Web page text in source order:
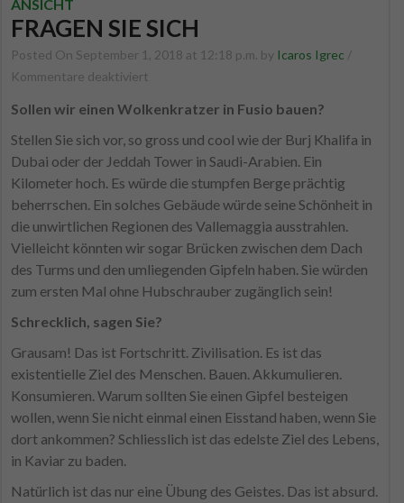
ANSICHT
FRAGEN SIE SICH
Posted On September 1, 2018 at 12:18 p.m. by Icaros Igrec /
Kommentare deaktiviert
Sie
sich
Sollen wir einen Wolkenkratzer in Fusio bauen?
Stellen Sie sich vor, so gross und cool wie der Burj Khalifa in
Dubai oder der Jeddah Tower in Saudi-Arabien. Ein
Kilometer hoch. Es würde die stumpfen Berge prächtig
beherrschen. Ein solches Gebäude würde seine Schönheit in
die unwirtlichen Regionen des Vallemaggia ausstrahlen.
Vielleicht könnten wir sogar Brücken zwischen dem Dach
des Turms und den umliegenden Gipfeln haben.Sie würden
zum ersten Mal ohne Hubschrauber zugänglich sein!
Schrecklich, sagen Sie?
Grausam! Das ist Fortschritt. Zivilisation. Es ist das
existentielle Ziel des Menschen. Bauen. Akkumulieren.
Konsumieren. Warum sollten Sie einen Gipfel besteigen
wollen, wenn Sie nicht einmal einen Eisstand haben, wenn Sie
dort ankommen? Schliesslich ist das edelste Ziel des Lebens,
in Kaviar zu baden.
Natürlich ist das nur eine Übung des Geistes. Das ist absurd.